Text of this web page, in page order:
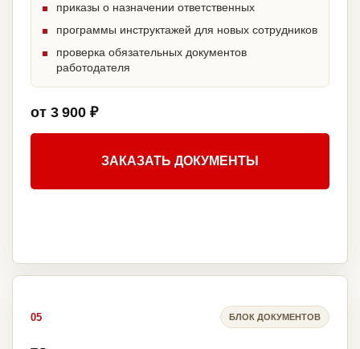
приказы о назначении ответственных
программы инструктажей для новых сотрудников
проверка обязательных документов
работодателя
от 3 900 ₽
ЗАКАЗАТЬ ДОКУМЕНТЫ
05 БЛОК ДОКУМЕНТОВ